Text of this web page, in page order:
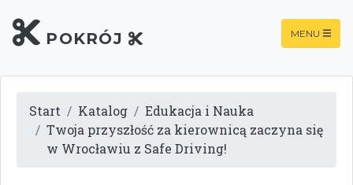
POKRÓJ MENU
Start Katalog
Edukacja i Nauka
Twoja przyszłość za kierownicą zaczyna się
w Wrocławiu z Safe Driving!